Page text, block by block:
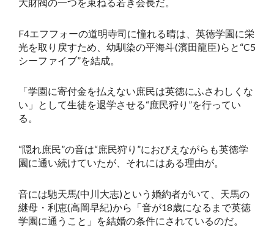
F4エフフォーの道明寺司に憧れる晴は、英徳学園に栄
光を取り戻すため、幼馴染の平海斗(濱田龍臣)らと“C5
シーファイブ”を結成。
「学園に寄付金を払えない庶民は英徳にふさわしくな
い」として生徒を退学させる“庶民狩り”を行ってい
る。
“隠れ庶民”の音は“庶民狩り”におびえながらも英徳学
園に通い続けていたが、それにはある理由が。
音には馳天馬(中川大志)という婚約者がいて、天馬の
継母・利恵(高岡早紀)から「音が18歳になるまで英徳
学園に通うこと」を結婚の条件にされているのだ。